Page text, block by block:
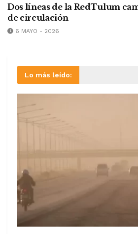
Dos líneas de la RedTulum
de circulación
6 MAYO - 2026
Lo más leído: